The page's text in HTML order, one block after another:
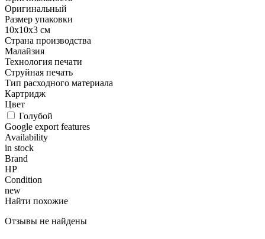
Оригинальный
Размер упаковки
10x10x3 см
Страна производства
Малайзия
Технология печати
Струйная печать
Тип расходного материала
Картридж
Цвет
Голубой
Google export features
Availability
in stock
Brand
HP
Condition
new
Найти похожие
Отзывы не найдены